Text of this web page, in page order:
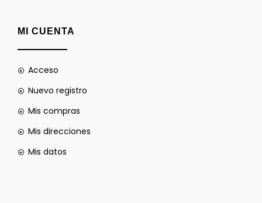
MI CUENTA
Acceso
Nuevo registro
Mis compras
Mis direcciones
Mis datos